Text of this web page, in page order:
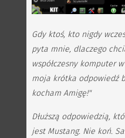
Gdy ktoś, kto nigdy
pyta mnie, dlaczego
współczesny komputer
moja krótka odpowiedź
kocham Amigę!"
Dłuższą odpowiedzią,
jest Mustang. Nie koń.